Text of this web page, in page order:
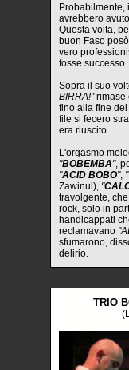
Probabilmente,
avrebbero
Questa volta,
buon Faso
vero
fosse successo.
Sopra il suo
BIRRA!"rimase
fino alla fine
file si fecero
era riuscito.
L'orgasmo
"BOBEMBA",
"ACID BOBO", "
Zawinul), "
travolgente,
rock, solo in
handicappati
reclamavano
sfumarono,
delirio.
TRIO